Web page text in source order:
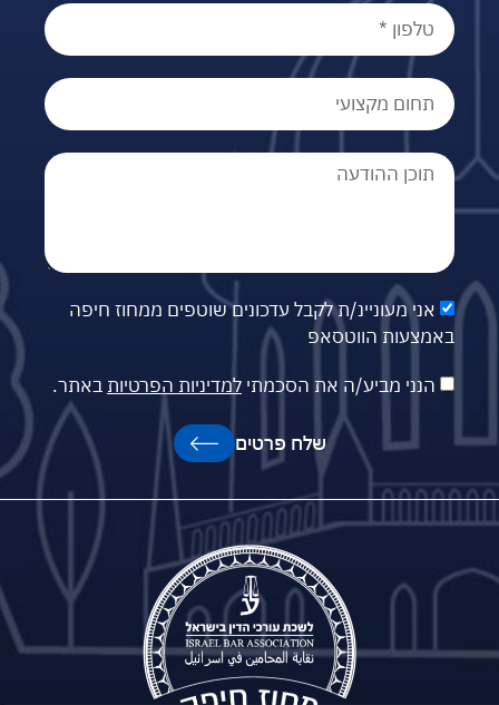
אני מעוניינ/ת לקבל עדכונים שוטפים ממחוז חיפה
באמצעות הווטסאפ
הנני מביע/ה את הסכמתי למדיניות הפרטיות באתר.
שלח פרטים